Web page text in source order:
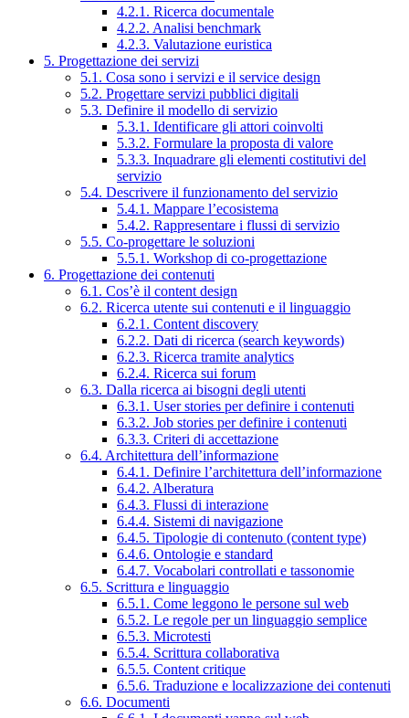
4.2.1. Ricerca documentale
4.2.2. Analisi benchmark
4.2.3. Valutazione euristica
5. Progettazione dei servizi
5.1. Cosa sono i servizi e il service design
5.2. Progettare servizi pubblici digitali
5.3. Definire il modello di servizio
5.3.1. Identificare gli attori coinvolti
5.3.2. Formulare la proposta di valore
5.3.3. Inquadrare gli elementi costitutivi del
servizio
5.4. Descrivere il funzionamento del servizio
5.4.1. Mappare l’ecosistema
5.4.2. Rappresentare i flussi di servizio
5.5. Co-progettare le soluzioni
5.5.1. Workshop di co-progettazione
6. Progettazione dei contenuti
6.1. Cos’è il content design
6.2. Ricerca utente sui contenuti e il linguaggio
6.2.1. Content discovery
6.2.2. Dati di ricerca (search keywords)
6.2.3. Ricerca tramite analytics
6.2.4. Ricerca sui forum
6.3. Dalla ricerca ai bisogni degli utenti
6.3.1. User stories per definire i contenuti
6.3.2. Job stories per definire i contenuti
6.3.3. Criteri di accettazione
6.4. Architettura dell’informazione
6.4.1. Definire l’architettura dell’informazione
6.4.2. Alberatura
6.4.3. Flussi di interazione
6.4.4. Sistemi di navigazione
6.4.5. Tipologie di contenuto (content type)
6.4.6. Ontologie e standard
6.4.7. Vocabolari controllati e tassonomie
6.5. Scrittura e linguaggio
6.5.1. Come leggono le persone sul web
6.5.2. Le regole per un linguaggio semplice
6.5.3. Microtesti
6.5.4. Scrittura collaborativa
6.5.5. Content critique
6.5.6. Traduzione e localizzazione dei contenuti
6.6. Documenti